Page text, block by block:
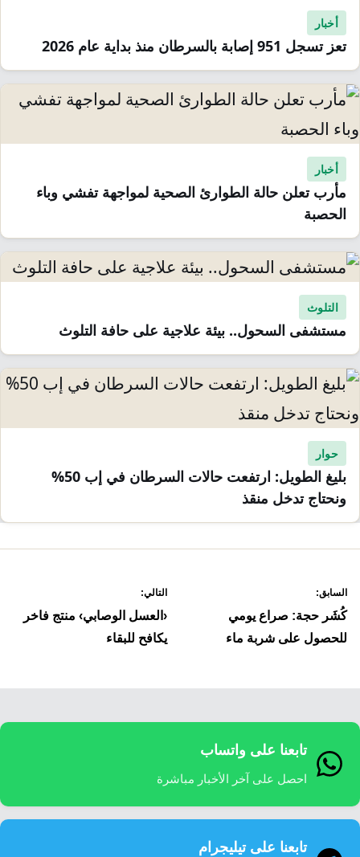
أخبار
تعز تسجل 951 إصابة بالسرطان منذ بداية عام 2026
أخبار
مأرب تعلن حالة الطوارئ الصحية لمواجهة تفشي وباء
الحصبة
التلوث
مستشفى السحول.. بيئة علاجية على حافة التلوث
حوار
بليغ الطويل: ارتفعت حالات السرطان في إب 50%
ونحتاج تدخل منقذ
المقالات
السابق:
كُشَر حجة: صراع يومي
للحصول على شربة ماء
التالي:
‹العسل الوصابي› منتج فاخر
يكافح للبقاء
تابعنا على واتساب
احصل على آخر الأخبار مباشرة
تابعنا على تيليجرام